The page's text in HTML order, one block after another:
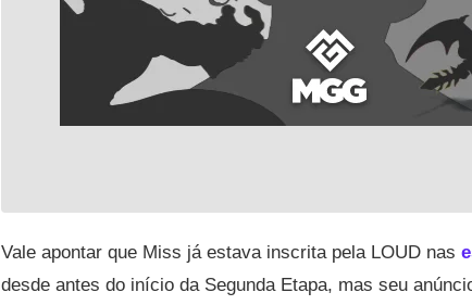
Vale apontar que Miss já estava inscrita pela LOUD nas
desde antes do início da Segunda Etapa, mas seu